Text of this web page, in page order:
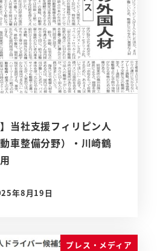
当社支援フィリピン人
車整備分野）・川崎鶴
日
年8月19日
プレス・メディア